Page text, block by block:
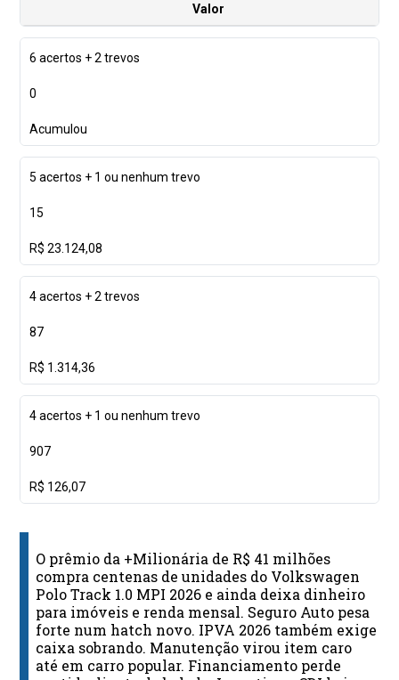
Valor
6 acertos + 2 trevos
0
Acumulou
5 acertos + 1 ou nenhum trevo
15
R$ 23.124,08
4 acertos + 2 trevos
87
R$ 1.314,36
4 acertos + 1 ou nenhum trevo
907
R$ 126,07
O prêmio da +Milionária de R$ 41 milhões
compra centenas de unidades do Volkswagen
Polo Track 1.0 MPI 2026 e ainda deixa dinheiro
para imóveis e renda mensal. Seguro Auto pesa
forte num hatch novo. IPVA 2026 também exige
caixa sobrando. Manutenção virou item caro
até em carro popular. Financiamento perde